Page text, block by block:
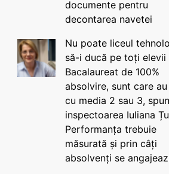
documente pentru
decontarea navetei
Nu poate liceul
să-i ducă pe toți elevii
Bacalaureat de 100%
absolvire, sunt care
cu media 2 sau 3,
inspectoarea Iuliana
Performanța trebuie
măsurată și prin câți
absolvenți se